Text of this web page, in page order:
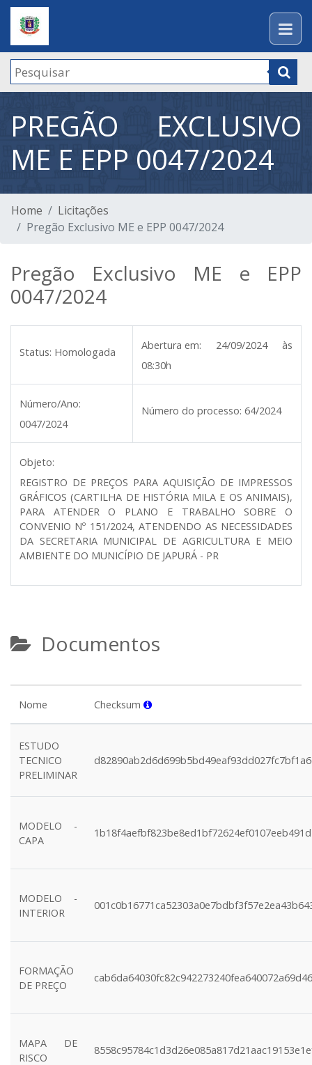
PREGÃO EXCLUSIVO
ME E EPP 0047/2024
Home
Licitações
Pregão Exclusivo ME e EPP 0047/2024
Pregão Exclusivo ME e EPP
0047/2024
Status: Homologada
Abertura em:
24/09/2024 às
08:30h
Número/Ano:
0047/2024
Número do processo: 64/2024
Objeto:
REGISTRO DE PREÇOS PARA AQUISIÇÃO DE IMPRESSOS
GRÁFICOS (CARTILHA DE HISTÓRIA MILA E OS ANIMAIS),
PARA ATENDER O PLANO E TRABALHO SOBRE O
CONVENIO Nº 151/2024, ATENDENDO AS NECESSIDADES
DA SECRETARIA MUNICIPAL DE AGRICULTURA E MEIO
AMBIENTE DO MUNICÍPIO DE JAPURÁ - PR
Documentos
Nome Checksum
ESTUDO
TECNICO
PRELIMINAR
MODELO -
CAPA
1b18f4aefbf823be8ed1bf72624ef0107eeb491d
MODELO -
INTERIOR
FORMAÇÃO
DE PREÇO
cab6da64030fc82c942273240fea640072a69d46
MAPA DE
RISCO